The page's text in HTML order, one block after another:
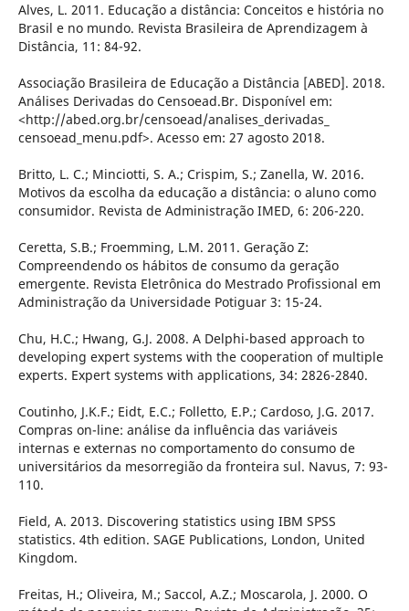
Alves, L. 2011. Educação a distância: Conceitos e história no
Brasil e no mundo. Revista Brasileira de Aprendizagem à
Distância, 11: 84-92.
Associação Brasileira de Educação a Distância [ABED]. 2018.
Análises Derivadas do Censoead.Br. Disponível em:
<http://abed.org.br/censoead/analises_derivadas_
censoead_menu.pdf>. Acesso em: 27 agosto 2018.
Britto, L. C.; Minciotti, S. A.; Crispim, S.; Zanella, W. 2016.
Motivos da escolha da educação a distância: o aluno como
consumidor. Revista de Administração IMED, 6: 206-220.
Ceretta, S.B.; Froemming, L.M. 2011. Geração Z:
Compreendendo os hábitos de consumo da geração
emergente. Revista Eletrônica do Mestrado Profissional em
Administração da Universidade Potiguar 3: 15-24.
Chu, H.C.; Hwang, G.J. 2008. A Delphi-based approach to
developing expert systems with the cooperation of multiple
experts. Expert systems with applications, 34: 2826-2840.
Coutinho, J.K.F.; Eidt, E.C.; Folletto, E.P.; Cardoso, J.G. 2017.
Compras on-line: análise da influência das variáveis
internas e externas no comportamento do consumo de
universitários da mesorregião da fronteira sul. Navus, 7: 93-
110.
Field, A. 2013. Discovering statistics using IBM SPSS
statistics. 4th edition. SAGE Publications, London, United
Kingdom.
Freitas, H.; Oliveira, M.; Saccol, A.Z.; Moscarola, J. 2000. O